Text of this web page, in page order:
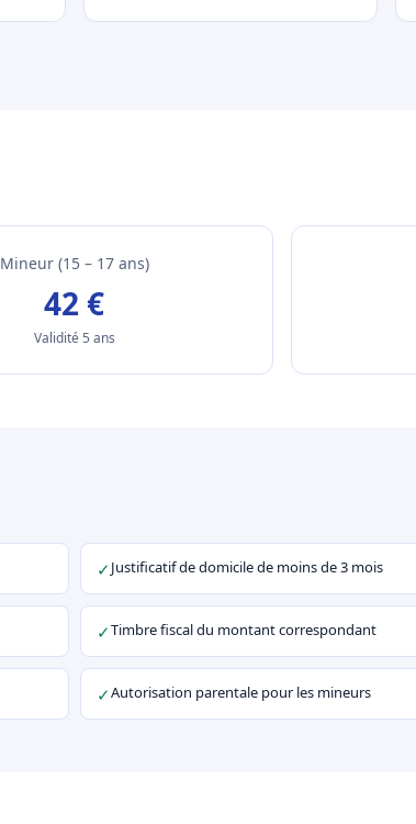
Mineur (15 – 17 ans)
42 €
Validité 5 ans
✓Justificatif de domicile de moins de 3 mois
✓Timbre fiscal du montant correspondant
✓Autorisation parentale pour les mineurs